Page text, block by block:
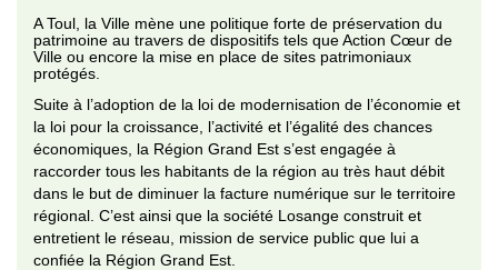
A Toul, la Ville mène une politique forte de préservation du
patrimoine au travers de dispositifs tels que Action Cœur de
Ville ou encore la mise en place de sites patrimoniaux
protégés.
Suite à l’adoption de la loi de modernisation de l’économie et
la loi pour la croissance, l’activité et l’égalité des chances
économiques, la Région Grand Est s’est engagée à
raccorder tous les habitants de la région au très haut débit
dans le but de diminuer la facture numérique sur le territoire
régional. C’est ainsi que la société Losange construit et
entretient le réseau, mission de service public que lui a
confiée la Région Grand Est.